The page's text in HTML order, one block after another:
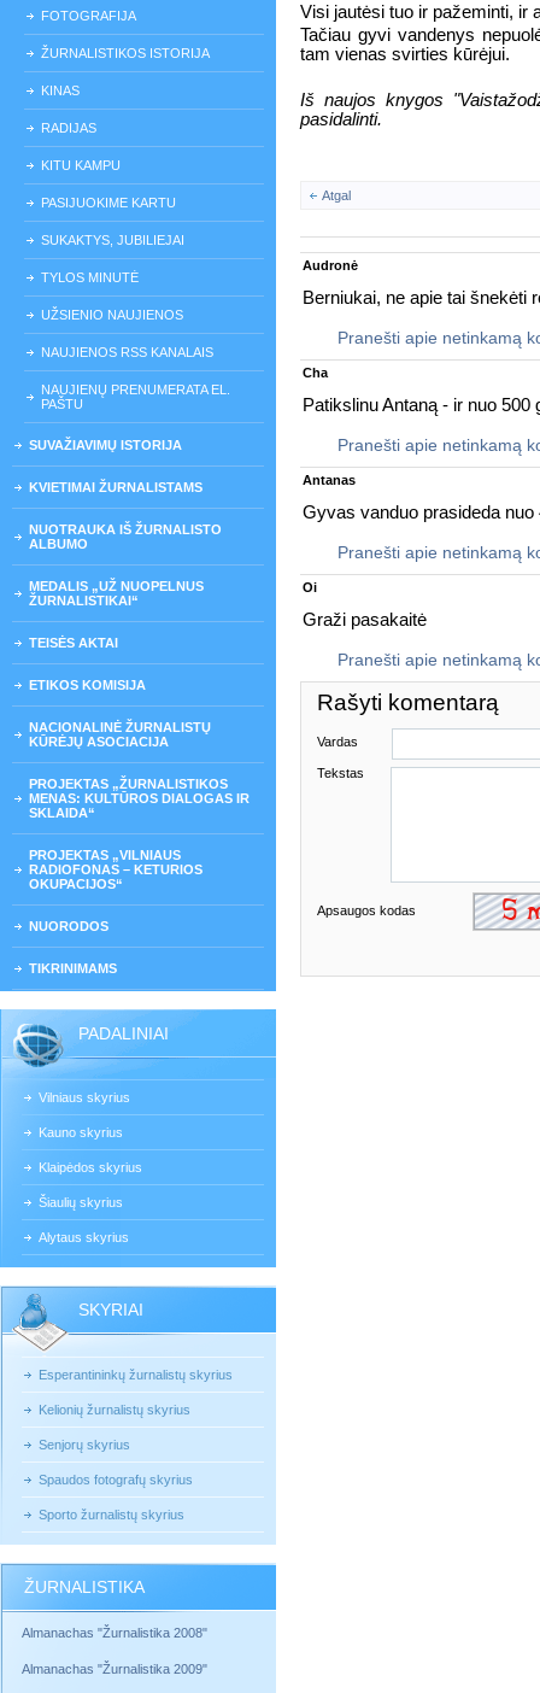
FOTOGRAFIJA
ŽURNALISTIKOS ISTORIJA
KINAS
RADIJAS
KITU KAMPU
PASIJUOKIME KARTU
SUKAKTYS, JUBILIEJAI
TYLOS MINUTĖ
UŽSIENIO NAUJIENOS
NAUJIENOS RSS KANALAIS
NAUJIENŲ PRENUMERATA EL.
PAŠTU
SUVAŽIAVIMŲ ISTORIJA
KVIETIMAI ŽURNALISTAMS
NUOTRAUKA IŠ ŽURNALISTO
ALBUMO
MEDALIS „UŽ NUOPELNUS
ŽURNALISTIKAI“
TEISĖS AKTAI
ETIKOS KOMISIJA
NACIONALINĖ ŽURNALISTŲ
KŪRĖJŲ ASOCIACIJA
PROJEKTAS „ŽURNALISTIKOS
MENAS: KULTŪROS DIALOGAS IR
SKLAIDA“
PROJEKTAS „VILNIAUS
RADIOFONAS – KETURIOS
OKUPACIJOS“
NUORODOS
TIKRINIMAMS
PADALINIAI
Vilniaus skyrius
Kauno skyrius
Klaipėdos skyrius
Šiaulių skyrius
Alytaus skyrius
SKYRIAI
Esperantininkų žurnalistų skyrius
Kelionių žurnalistų skyrius
Senjorų skyrius
Spaudos fotografų skyrius
Sporto žurnalistų skyrius
ŽURNALISTIKA
Almanachas "Žurnalistika 2008"
Almanachas "Žurnalistika 2009"
Visi jautėsi tuo ir pažeminti, ir
Tačiau gyvi vandenys
tam vienas svirties kūrėjui.
Iš naujos knygos
pasidalinti.
Atgal
Audronė
Berniukai, ne apie tai šnekėti
Pranešti apie netinkamą
Cha
Patikslinu Antaną - ir nuo 500
Pranešti apie netinkamą
Antanas
Gyvas vanduo prasideda nuo
Pranešti apie netinkamą
Oi
Graži pasakaitė
Pranešti apie netinkamą
Rašyti komentarą
Vardas
Tekstas
Apsaugos kodas